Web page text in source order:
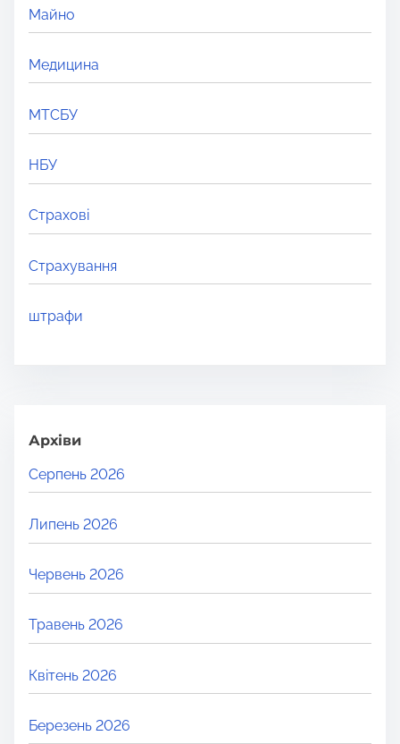
Майно
Медицина
МТСБУ
НБУ
Страхові
Страхування
штрафи
Архіви
Серпень 2026
Липень 2026
Червень 2026
Травень 2026
Квітень 2026
Березень 2026